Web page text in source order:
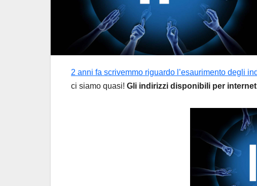
2 anni fa scrivemmo riguardo l’esaurimento degli
ci siamo quasi! Gli indirizzi disponibili per